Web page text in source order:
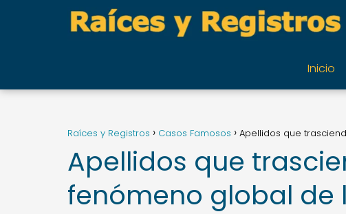
Inicio
Raíces y Registros Casos Famosos Apellidos que
Apellidos que
fenómeno global de